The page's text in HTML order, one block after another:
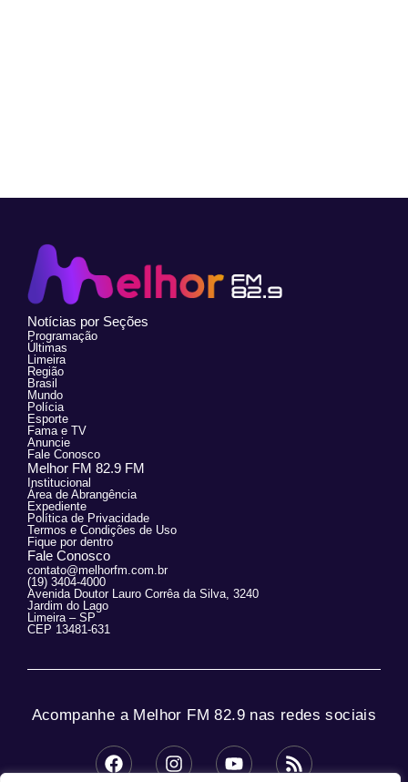
Notícias por Seções
Programação
Últimas
Limeira
Região
Brasil
Mundo
Polícia
Esporte
Fama e TV
Anuncie
Fale Conosco
Melhor FM 82.9 FM
Institucional
Área de Abrangência
Expediente
Política de Privacidade
Termos e Condições de Uso
Fique por dentro
Fale Conosco
contato@melhorfm.com.br
(19) 3404-4000
Avenida Doutor Lauro Corrêa da Silva, 3240
Jardim do Lago
Limeira – SP
CEP 13481-631
Acompanhe a Melhor FM 82.9 nas redes sociais